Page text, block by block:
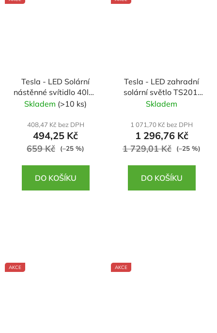
Tesla - LED Solární
nástěnné svítidlo 40lm,
1300mAh, 3000K
Skladem (>10 ks)
408,47 Kč bez DPH
494,25 Kč
659 Kč (–25 %)
DO KOŠÍKU
Tesla - LED zahradní
solární světlo TS201,
50cm, až 300 lumenů,
Skladem
1 071,70 Kč bez DPH
1 296,76 Kč
1 729,01 Kč (–25 %)
DO KOŠÍKU
AKCE AKCE